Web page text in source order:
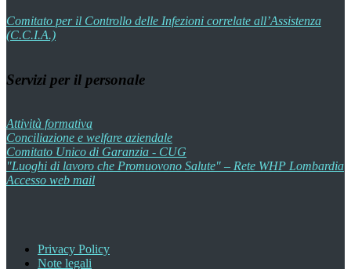
Comitato per il Controllo delle Infezioni correlate all’Assistenza
(C.C.I.A.)
Servizi per il personale
Attività formativa
Conciliazione e welfare aziendale
Comitato Unico di Garanzia - CUG
"Luoghi di lavoro che Promuovono Salute" – Rete WHP Lombardia
Accesso web mail
Privacy Policy
Note legali